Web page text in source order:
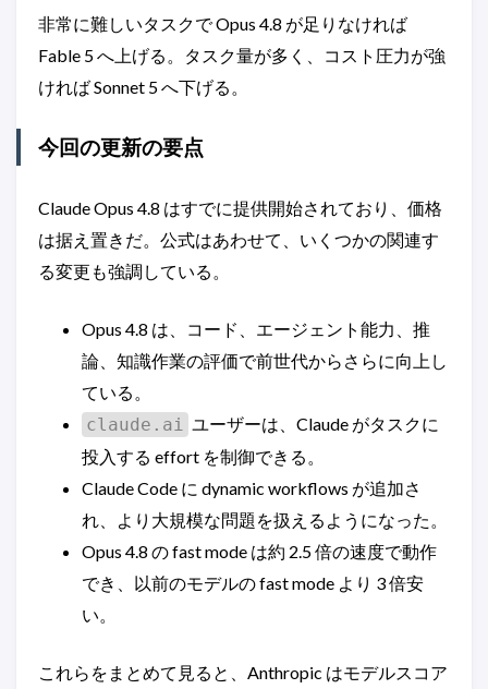
非常に難しいタスクで Opus 4.8 が足りなければ
Fable 5 へ上げる。タスク量が多く、コスト圧力が強
ければ Sonnet 5 へ下げる。
今回の更新の要点
Claude Opus 4.8 はすでに提供開始されており、価格
は据え置きだ。公式はあわせて、いくつかの関連す
る変更も強調している。
Opus 4.8 は、コード、エージェント能力、推
論、知識作業の評価で前世代からさらに向上し
ている。
claude.ai ユーザーは、Claude がタスクに
投入する effort を制御できる。
Claude Code に dynamic workflows が追加さ
れ、より大規模な問題を扱えるようになった。
Opus 4.8 の fast mode は約 2.5 倍の速度で動作
でき、以前のモデルの fast mode より 3 倍安
い。
これらをまとめて見ると、Anthropic はモデルスコア